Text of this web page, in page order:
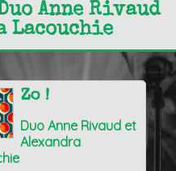
Anne Rivaud
Lacouchie
Zo !
Duo Anne Rivaud et
Alexandra